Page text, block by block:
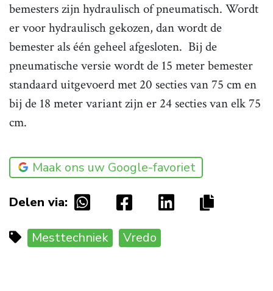
bemesters zijn hydraulisch of pneumatisch. Wordt
er voor hydraulisch gekozen, dan wordt de
bemester als één geheel afgesloten. Bij de
pneumatische versie wordt de 15 meter bemester
standaard uitgevoerd met 20 secties van 75 cm en
bij de 18 meter variant zijn er 24 secties van elk 75
cm.
Maak ons uw Google-favoriet
Delen via:
Mesttechniek Vredo